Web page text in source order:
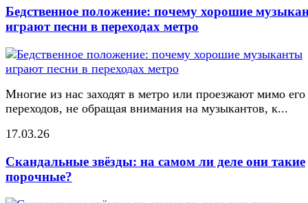
Бедственное положение: почему хорошие
играют песни в переходах метро
Многие из нас заходят в метро или проезжают мимо его
переходов, не обращая внимания на музыкантов, к...
17.03.26
Скандальные звёзды: на самом ли деле они такие
порочные?